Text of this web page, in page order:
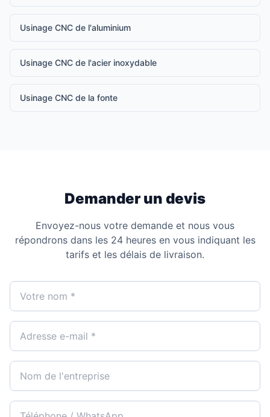
Usinage CNC de l'aluminium
Usinage CNC de l'acier inoxydable
Usinage CNC de la fonte
Demander un devis
Envoyez-nous votre demande et nous vous
répondrons dans les 24 heures en vous indiquant les
tarifs et les délais de livraison.